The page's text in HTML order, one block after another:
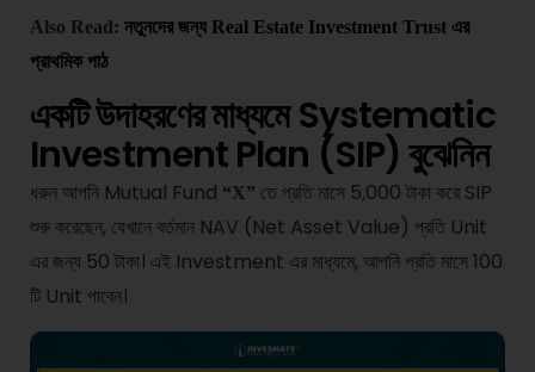
Also Read: নতুনদের জন্য Real Estate Investment Trust এর
প্রাথমিক পাঠ
একটি উদাহরণের মাধ্যমে Systematic
Investment Plan (SIP) বুঝেনিন
ধরুন আপনি Mutual Fund “X” তে প্রতি মাসে 5,000 টাকা করে SIP
শুরু করেছেন, যেখানে বর্তমান NAV (Net Asset Value) প্রতি Unit
এর জন্য 50 টাকা। এই Investment এর মাধ্যমে, আপনি প্রতি মাসে 100
টি Unit পাবেন।